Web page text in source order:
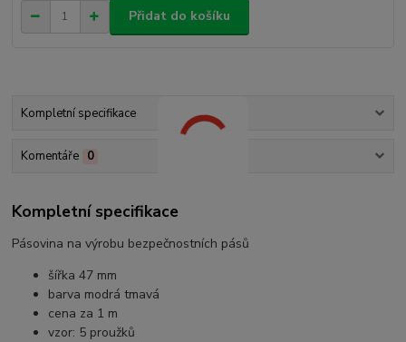
Přidat do košíku
Kompletní specifikace
Komentáře 0
Kompletní specifikace
Pásovina na výrobu bezpečnostních pásů
šířka 47 mm
barva modrá tmavá
cena za 1 m
vzor: 5 proužků